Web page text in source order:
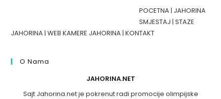
POCETNA| JAHORINA
SMJESTAJ |STAZE
JAHORINA|WEB KAMERE JAHORINA|KONTAKT
O Nama
JAHORINA.NET
Sajt Jahorina.net je pokrenut radi promocije olimpijske